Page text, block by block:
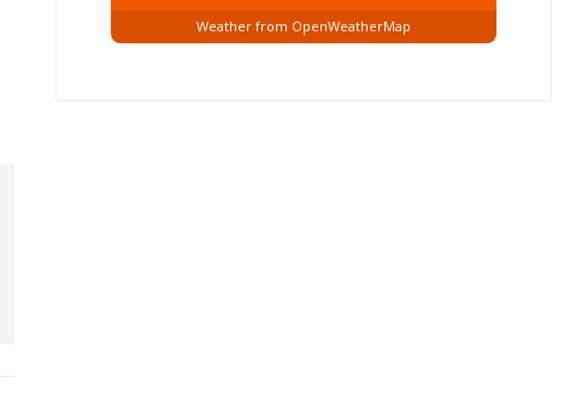
Weather from OpenWeatherMap